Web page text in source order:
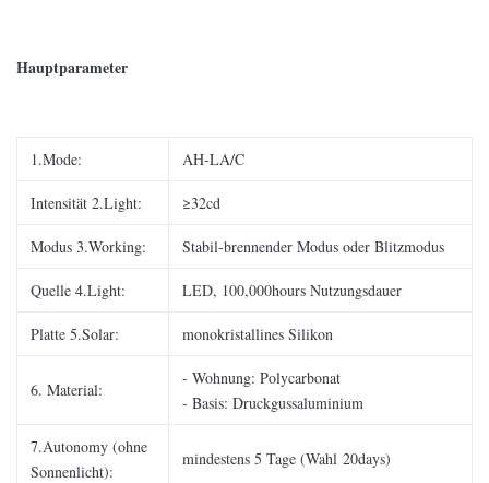
Hauptparameter
1.Mode: AH-LA/C
Intensität 2.Light: ≥32cd
Modus 3.Working: Stabil-brennender Modus oder Blitzmodus
Quelle 4.Light: LED, 100,000hours Nutzungsdauer
Platte 5.Solar: monokristallines Silikon
6. Material:
- Wohnung: Polycarbonat
- Basis: Druckgussaluminium
7.Autonomy (ohne
Sonnenlicht):
mindestens 5 Tage (Wahl 20days)